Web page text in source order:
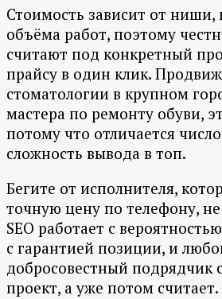
Стоимость зависит от ниши,
объёма работ, поэтому
считают под конкретный
прайсу в один клик.
стоматологии в крупном
мастера по ремонту обуви,
потому что отличается
сложность вывода в топ.
Бегите от исполнителя,
точную цену по телефону,
SEO работает с
с гарантией позиции, и
добросовестный подрядчик
проект, а уже потом считает.